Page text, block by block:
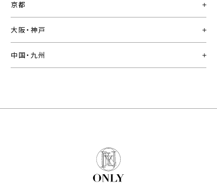
京都
大阪・神戸
中国・九州